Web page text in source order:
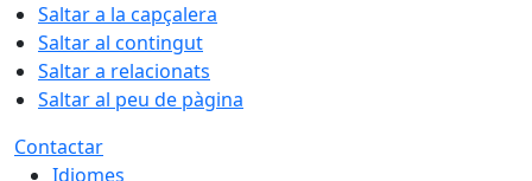
Saltar a la capçalera
Saltar al contingut
Saltar a relacionats
Saltar al peu de pàgina
Contactar
Idiomes